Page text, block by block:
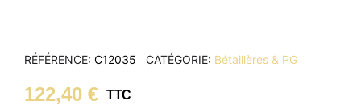
RÉFÉRENCE C12035 CATÉGORIE Bétaillères & PG
122,40 € TTC